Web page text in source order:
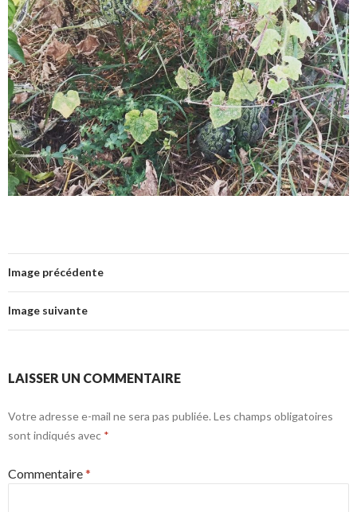
Image précédente
Image suivante
LAISSER UN COMMENTAIRE
Votre adresse e-mail ne sera pas publiée. Les champs obligatoires
sont indiqués avec *
Commentaire*